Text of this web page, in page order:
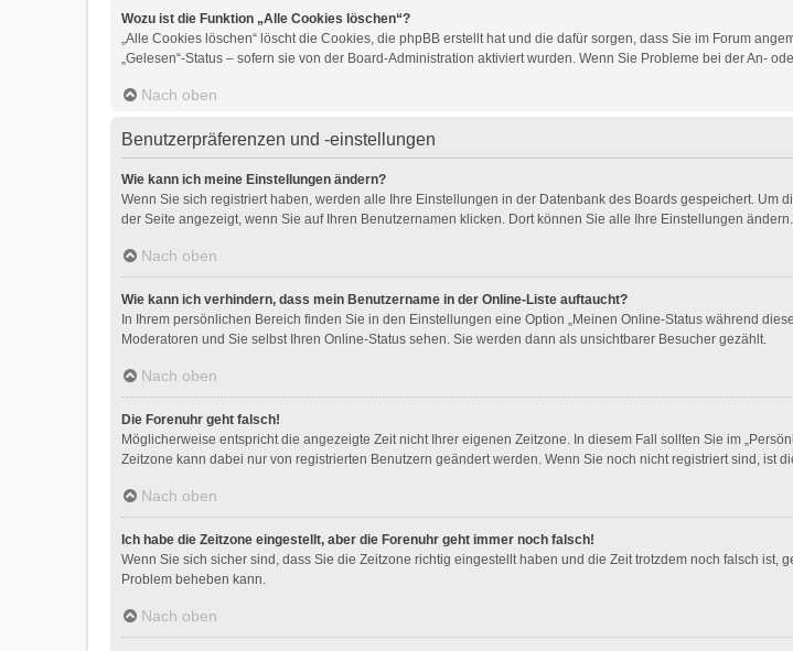
Wozu ist die Funktion „Alle Cookies löschen“?
„Alle Cookies löschen“ löscht die Cookies, die phpBB erstellt hat und die dafür sorgen, dass Sie im Forum
„Gelesen“-Status – sofern sie von der Board-Administration aktiviert wurden. Wenn Sie Probleme bei der An-
Nach oben
Benutzerpräferenzen und -einstellungen
Wie kann ich meine Einstellungen ändern?
Wenn Sie sich registriert haben, werden alle Ihre Einstellungen in der Datenbank des Boards gespeichert. Um
der Seite angezeigt, wenn Sie auf Ihren Benutzernamen klicken. Dort können Sie alle Ihre Einstellungen ändern.
Nach oben
Wie kann ich verhindern, dass mein Benutzername in der Online-Liste auftaucht?
In Ihrem persönlichen Bereich finden Sie in den Einstellungen eine Option „Meinen Online-Status während
Moderatoren und Sie selbst Ihren Online-Status sehen. Sie werden dann als unsichtbarer Besucher gezählt.
Nach oben
Die Forenuhr geht falsch!
Möglicherweise entspricht die angezeigte Zeit nicht Ihrer eigenen Zeitzone. In diesem Fall sollten Sie im
Zeitzone kann dabei nur von registrierten Benutzern geändert werden. Wenn Sie noch nicht registriert sind, ist
Nach oben
Ich habe die Zeitzone eingestellt, aber die Forenuhr geht immer noch falsch!
Wenn Sie sich sicher sind, dass Sie die Zeitzone richtig eingestellt haben und die Zeit trotzdem noch falsch
Problem beheben kann.
Nach oben